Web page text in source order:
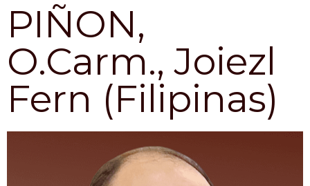
PIÑON,
O.Carm., Joiezl
Fern (Filipinas)